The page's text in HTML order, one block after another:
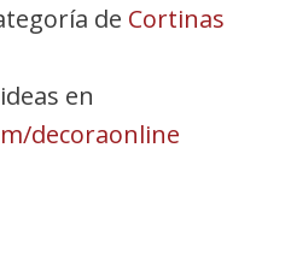
de Cortinas
en
decoraonline